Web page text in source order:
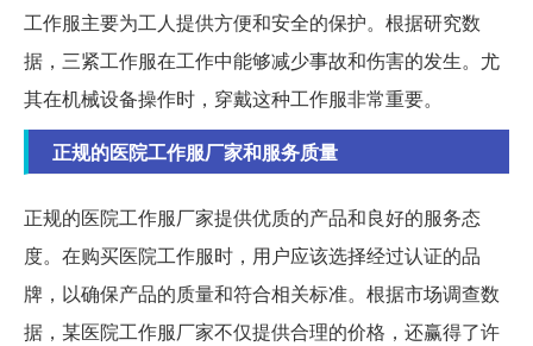
工作服主要为工人提供方便和安全的保护。根据研究数
据，三紧工作服在工作中能够减少事故和伤害的发生。尤
其在机械设备操作时，穿戴这种工作服非常重要。
正规的医院工作服厂家和服务质量
正规的医院工作服厂家提供优质的产品和良好的服务态
度。在购买医院工作服时，用户应该选择经过认证的品
牌，以确保产品的质量和符合相关标准。根据市场调查数
据，某医院工作服厂家不仅提供合理的价格，还赢得了许